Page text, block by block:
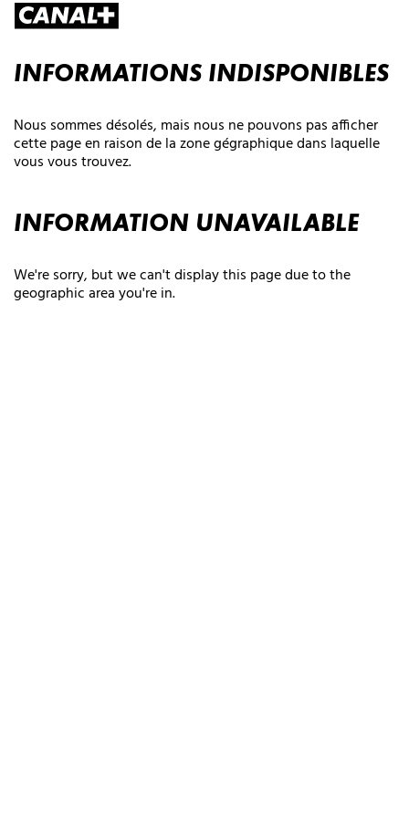
INFORMATIONS INDISPONIBLES
Nous sommes désolés, mais nous ne pouvons pas afficher
cette page en raison de la zone gégraphique dans laquelle
vous vous trouvez.
INFORMATION UNAVAILABLE
We're sorry, but we can't display this page due to the
geographic area you're in.